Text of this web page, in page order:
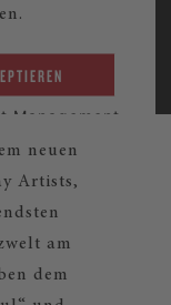
Management
neuen
Artists,
am
dem